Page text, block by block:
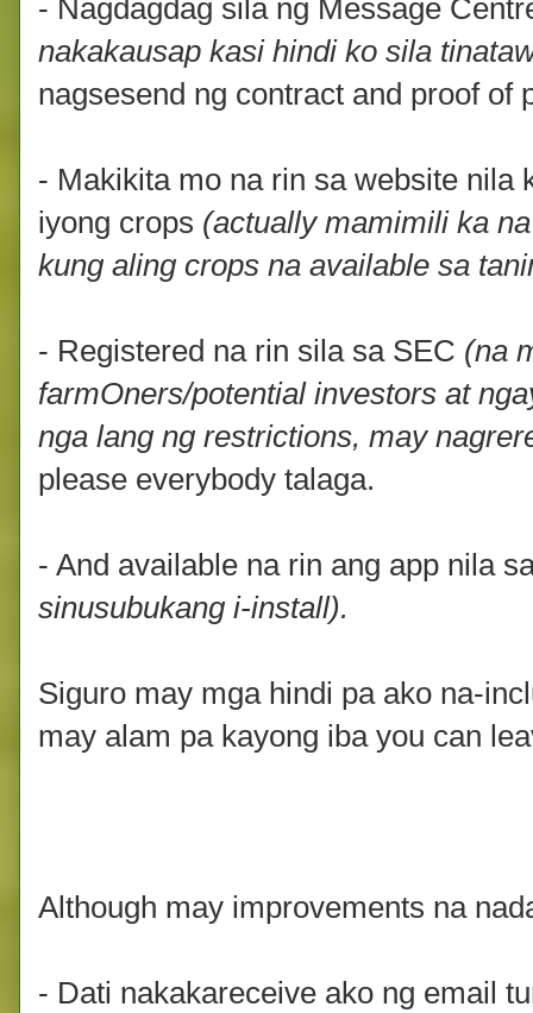
- Nagdagdag sila ng Message
nakakausap kasi hindi ko sila
nagsesend ng contract and proof of
- Makikita mo na rin sa website nila
iyong crops (actually mamimili ka
kung aling crops na available sa
- Registered na rin sila sa SEC (na
farmOners/potential investors at
nga lang ng restrictions, may
please everybody talaga.
- And available na rin ang app nila
sinusubukang i-install).
Siguro may mga hindi pa ako na-
may alam pa kayong iba you can
Although may improvements na
- Dati nakakareceive ako ng email